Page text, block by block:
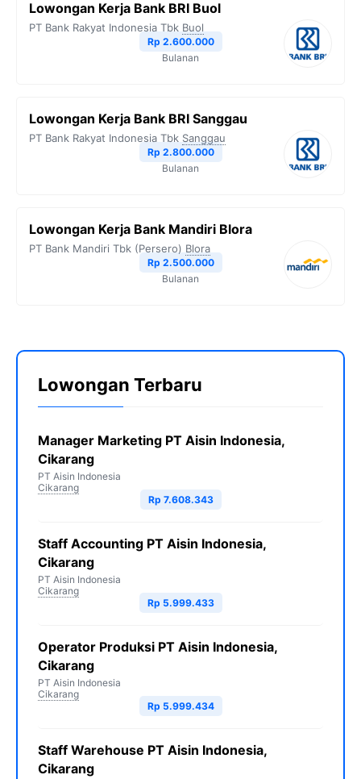
Lowongan Kerja Bank BRI Buol
PT Bank Rakyat Indonesia Tbk Buol
Rp 2.600.000
Bulanan
Lowongan Kerja Bank BRI Sanggau
PT Bank Rakyat Indonesia Tbk Sanggau
Rp 2.800.000
Bulanan
Lowongan Kerja Bank Mandiri Blora
PT Bank Mandiri Tbk (Persero) Blora
Rp 2.500.000
Bulanan
Lowongan Terbaru
Manager Marketing PT Aisin Indonesia,
Cikarang
PT Aisin Indonesia
Cikarang
Rp 7.608.343
Staff Accounting PT Aisin Indonesia,
Cikarang
PT Aisin Indonesia
Cikarang
Rp 5.999.433
Operator Produksi PT Aisin Indonesia,
Cikarang
PT Aisin Indonesia
Cikarang
Rp 5.999.434
Staff Warehouse PT Aisin Indonesia,
Cikarang